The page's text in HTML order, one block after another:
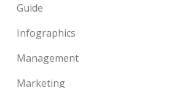
Guide
Infographics
Management
Marketing